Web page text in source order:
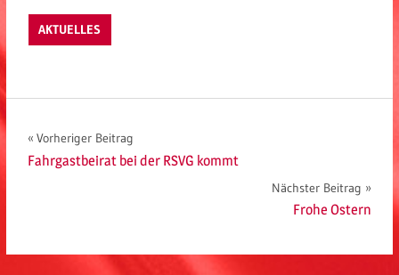
AKTUELLES
Beitragsnavigation
Vorheriger Beitrag
Fahrgastbeirat bei der RSVG kommt
Nächster Beitrag
Frohe Ostern